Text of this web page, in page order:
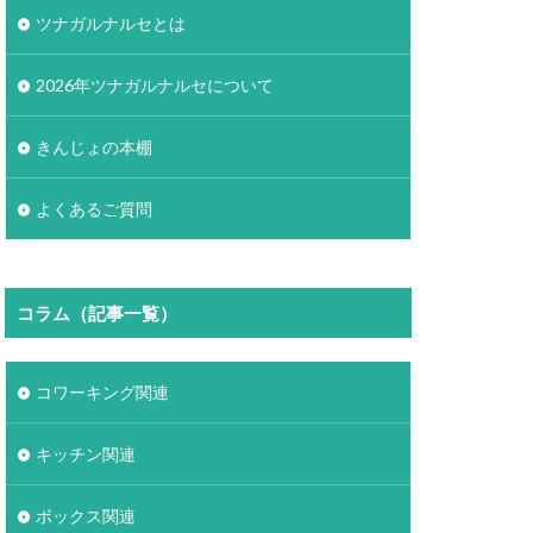
ツナガルナルセとは
2026年ツナガルナルセについて
きんじょの本棚
よくあるご質問
コラム（記事一覧）
コワーキング関連
キッチン関連
ボックス関連